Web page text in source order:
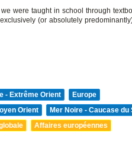
were taught in school through
(or absolutely
- Extrême Orient
Europe
Orient
Mer Noire - Caucase du
Affaires européennes